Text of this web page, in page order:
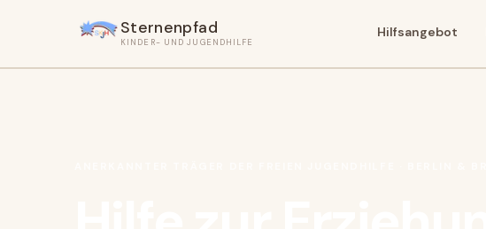
Sternenpfad
KINDER- UND JUGENDHILFE
Hilfsangebot